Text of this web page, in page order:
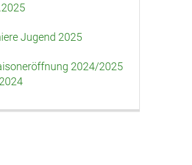
Jugend 2025
2024/2025